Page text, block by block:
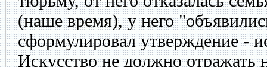
(наше время), у него
сформулировал утверждение -
Искусство не должно отражать